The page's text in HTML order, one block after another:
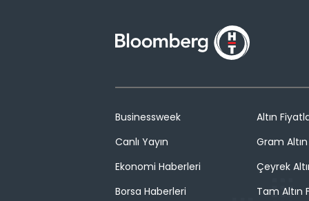
Businessweek
Canlı Yayın
Ekonomi Haberleri
Borsa Haberleri
Altın
Gram Altın
Çeyrek
Tam Altın